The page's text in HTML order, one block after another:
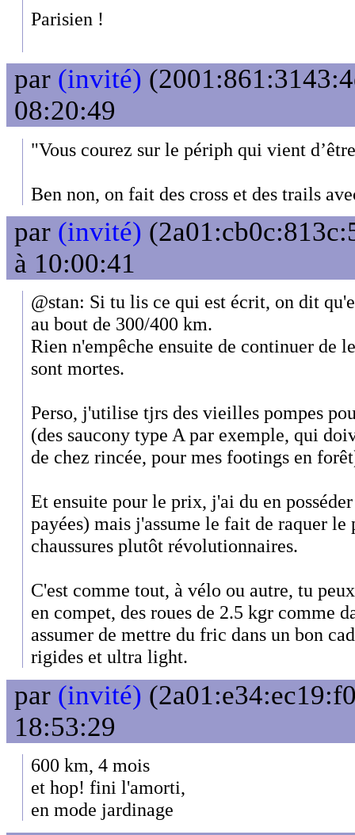
Parisien !
par (invité)
08:20:49
"Vous courez sur le périph qui vient
Ben non, on fait des cross et des trails
par (invité)
à 10:00:41
@stan: Si tu lis ce qui est écrit, on dit
au bout de 300/400 km.
Rien n'empêche ensuite de continuer de
sont mortes.
Perso, j'utilise tjrs des vieilles pompes
(des saucony type A par exemple, qui
de chez rincée, pour mes footings en
Et ensuite pour le prix, j'ai du en
payées) mais j'assume le fait de raquer
chaussures plutôt révolutionnaires.
C'est comme tout, à vélo ou autre, tu
en compet, des roues de 2.5 kgr comme
assumer de mettre du fric dans un bon
rigides et ultra light.
par (invité)
18:53:29
600 km, 4 mois
et hop! fini l'amorti,
en mode jardinage